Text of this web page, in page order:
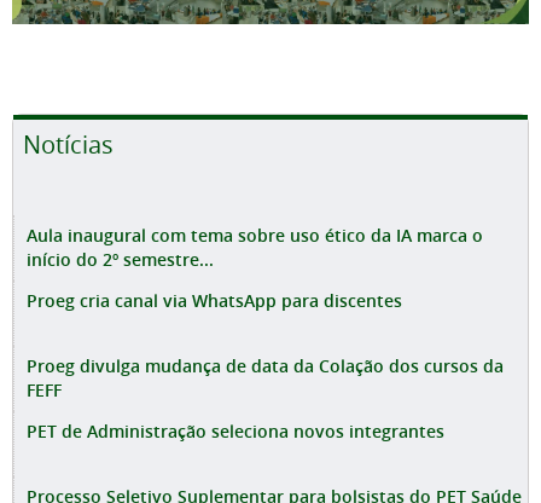
Notícias
Aula inaugural com tema sobre uso ético da IA marca o
início do 2º semestre...
Proeg cria canal via WhatsApp para discentes
Proeg divulga mudança de data da Colação dos cursos da
FEFF
PET de Administração seleciona novos integrantes
Processo Seletivo Suplementar para bolsistas do PET Saúde